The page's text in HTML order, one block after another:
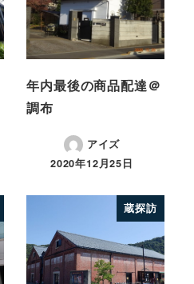
年内最後の商品配達＠
調布
アイズ
2020年12月25日
蔵探訪